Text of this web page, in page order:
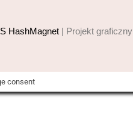
HashMagnet| Projekt graficzny
consent